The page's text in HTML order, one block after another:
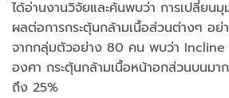
ได้อ่านงานวิจัยและค้นพบว่า การเปลี่ยน
ผลต่อการกระตุ้นกล้ามเนื้อส่วนต่างๆ อ
จากกลุ่มตัวอย่าง 80 คน พบว่า
องศา กระตุ้นกล้ามเนื้อหน้าอกส่วนบนมา
ถึง 25%